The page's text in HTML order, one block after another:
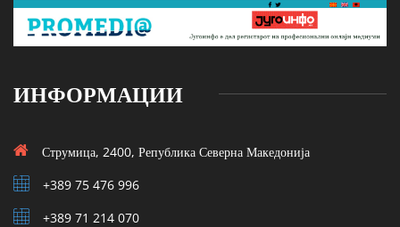
ИНФОРМАЦИИ
Струмица, 2400, Република Северна Македонија
+389 75 476 996
+389 71 214 070